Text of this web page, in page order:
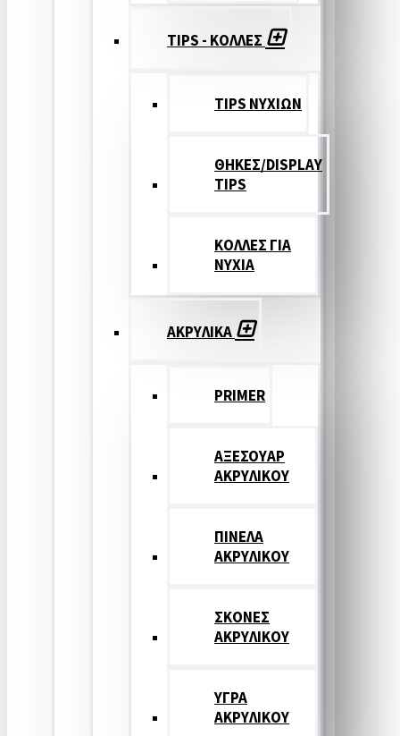
TIPS - ΚΟΛΛΕΣ
TIPS ΝΥΧΙΩΝ
ΘΗΚΕΣ/DISPLAY
TIPS
ΚΟΛΛΕΣ ΓΙΑ
ΝΥΧΙΑ
ΑΚΡΥΛΙΚΑ
PRIMER
ΑΞΕΣΟΥΑΡ
ΑΚΡΥΛΙΚΟΥ
ΠΙΝΕΛΑ
ΑΚΡΥΛΙΚΟΥ
ΣΚΟΝΕΣ
ΑΚΡΥΛΙΚΟΥ
ΥΓΡΑ
ΑΚΡΥΛΙΚΟΥ